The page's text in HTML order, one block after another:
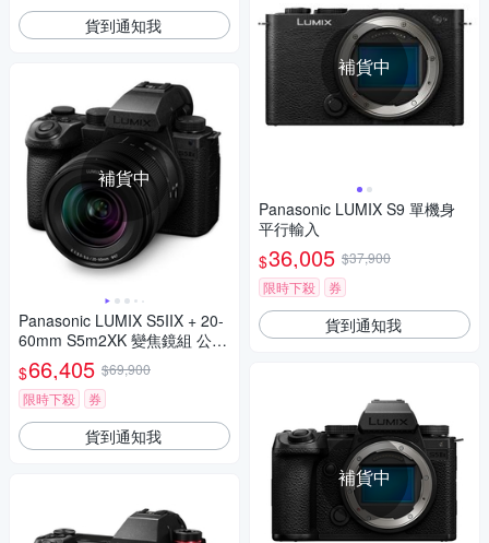
貨到通知我
補貨中
Panasonic LUMIX S5IIX + 20-
60mm S5m2XK 變焦鏡組 公司
貨 DC-S5M2XK
$66,405 $69,900
限時下殺
券
貨到通知我
補貨中
Panasonic LUMIX S9 單機身
平行輸入
$36,005 $37,900
限時下殺
券
貨到通知我
補貨中